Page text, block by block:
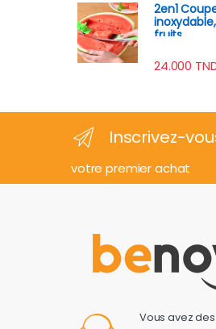
2en1
fruits
24.000
Inscrivez-
votre premier achat
Vous avez